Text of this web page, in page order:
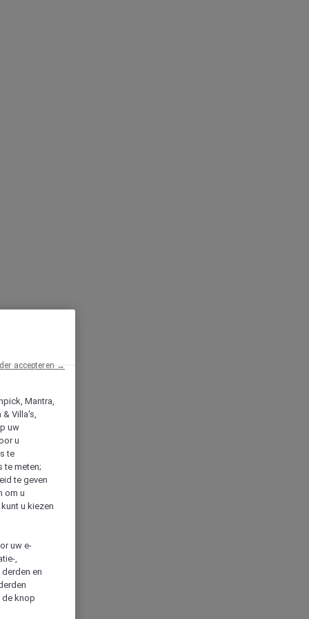
Mantra,
& Villa's,
uw
u
te
te meten;
te geven
om u
u kiezen
uw e-
,
en
de knop
accepteren →